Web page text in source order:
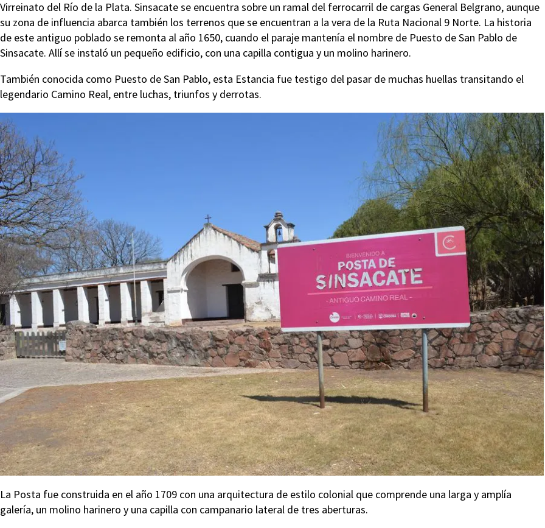
Virreinato del Río de la Plata. Sinsacate se encuentra sobre un ramal del ferrocarril de cargas General Belgrano, aunque
su zona de influencia abarca también los terrenos que se encuentran a la vera de la Ruta Nacional 9 Norte. La historia
de este antiguo poblado se remonta al año 1650, cuando el paraje mantenía el nombre de Puesto de San Pablo de
Sinsacate. Allí se instaló un pequeño edificio, con una capilla contigua y un molino harinero.
También conocida como Puesto de San Pablo, esta Estancia fue testigo del pasar de muchas huellas transitando el
legendario Camino Real, entre luchas, triunfos y derrotas.
La Posta fue construida en el año 1709 con una arquitectura de estilo colonial que comprende una larga y amplía
galería, un molino harinero y una capilla con campanario lateral de tres aberturas.